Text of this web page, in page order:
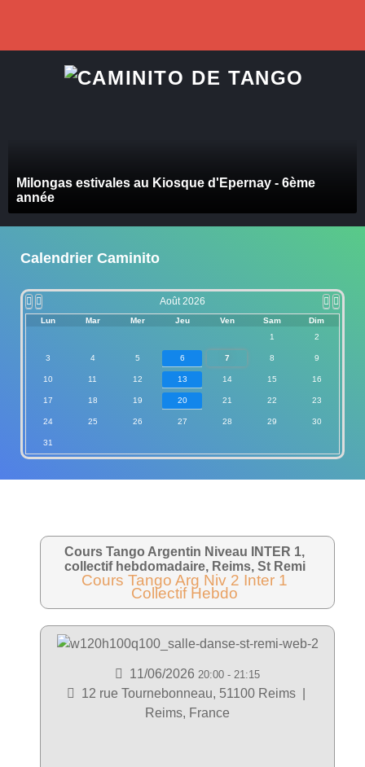
Milongas estivales au Kiosque d'Epernay - 6ème
année
Calendrier Caminito
Août 2026
Lun Mar Mer Jeu Ven Sam
Dim
1
2
3 4 5 6 7 8 9
10 11 12 13 14 15 16
17 18 19 20 21 22 23
24 25 26 27 28 29 30
31
Cours Tango Argentin Niveau INTER 1,
collectif hebdomadaire, Reims, St Remi
Cours Tango Arg Niv 2 Inter 1
Collectif Hebdo
11/06/2026 20:00 - 21:15
12 rue Tournebonneau, 51100 Reims
Reims, France